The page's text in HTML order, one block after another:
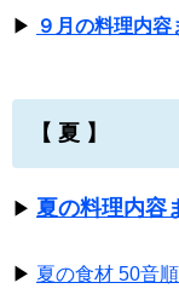
▶ ９月の料理内容
【 夏 】
▶ 夏の料理内容
▶ 夏の食材 50音